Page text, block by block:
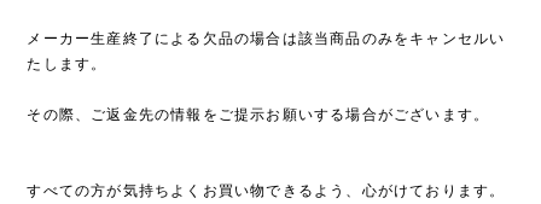
メーカー生産終了による欠品の場合は該当商品のみをキャンセルい
たします。
その際、ご返金先の情報をご提示お願いする場合がございます。
すべての方が気持ちよくお買い物できるよう、心がけております。